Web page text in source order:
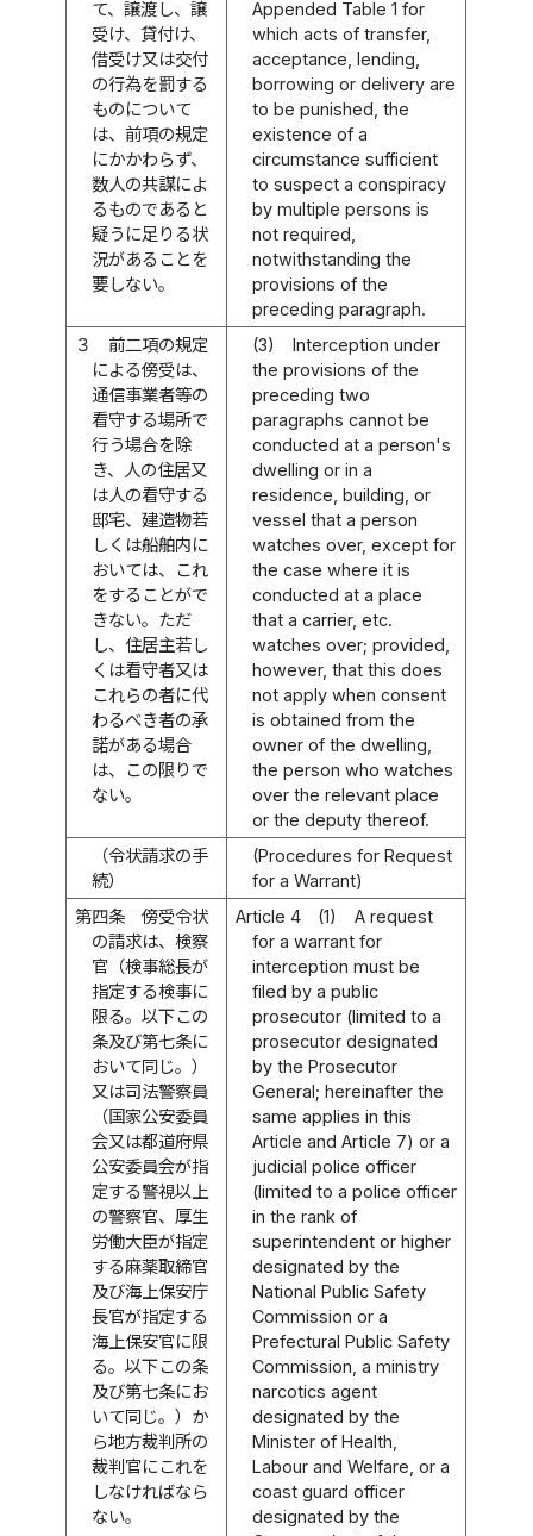
て、譲渡し、譲
受け、貸付け、
借受け又は交付
の行為を罰する
ものについて
は、前項の規定
にかかわらず、
数人の共謀によ
るものであると
疑うに足りる状
況があることを
要しない。
Appended Table 1 for
which acts of transfer,
acceptance, lending,
borrowing or delivery are
to be punished, the
existence of a
circumstance sufficient
to suspect a conspiracy
by multiple persons is
not required,
notwithstanding the
provisions of the
preceding paragraph.
３
前二項の規定
による傍受は、
通信事業者等の
看守する場所で
行う場合を除
き、人の住居又
は人の看守する
邸宅、建造物若
しくは船舶内に
おいては、これ
をすることがで
きない。ただ
し、住居主若し
くは看守者又は
これらの者に代
わるべき者の承
諾がある場合
は、この限りで
ない。
(3)
Interception under
the provisions of the
preceding two
paragraphs cannot be
conducted at a person's
dwelling or in a
residence, building, or
vessel that a person
watches over, except for
the case where it is
conducted at a place
that a carrier, etc.
watches over; provided,
however, that this does
not apply when consent
is obtained from the
owner of the dwelling,
the person who watches
over the relevant place
or the deputy thereof.
（令状請求の手
続）
(Procedures for Request
for a Warrant)
第四条
傍受令状
の請求は、検察
官（検事総長が
指定する検事に
限る。以下この
条及び第七条に
おいて同じ。）
又は司法警察員
（国家公安委員
会又は都道府県
公安委員会が指
定する警視以上
の警察官、厚生
労働大臣が指定
する麻薬取締官
及び海上保安庁
長官が指定する
海上保安官に限
る。以下この条
及び第七条にお
いて同じ。）か
ら地方裁判所の
裁判官にこれを
しなければなら
ない。
Article 4 (1)
A request
for a warrant for
interception must be
filed by a public
prosecutor (limited to a
prosecutor designated
by the Prosecutor
General; hereinafter the
same applies in this
Article and Article 7) or a
judicial police officer
(limited to a police officer
in the rank of
superintendent or higher
designated by the
National Public Safety
Commission or a
Prefectural Public Safety
Commission, a ministry
narcotics agent
designated by the
Minister of Health,
Labour and Welfare, or a
coast guard officer
designated by the